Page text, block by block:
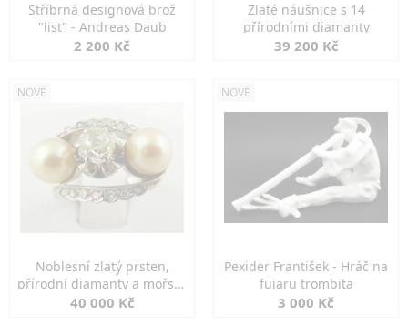
Stříbrná designová brož
"list" - Andreas Daub
2 200 Kč
Zlaté náušnice s 14
přírodními diamanty
39 200 Kč
NOVÉ
Noblesní zlatý prsten,
přírodní diamanty a mořské
perly
40 000 Kč
NOVÉ
Pexider František - Hráč na
fujaru trombita
3 000 Kč